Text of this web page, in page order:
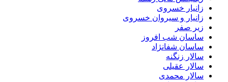
زانیار خسروی
زانیار و سیروان خسروی
زیر صفر
ساسان شب افروز
ساسان شفانژاد
سالار زنگنه
سالار عقیلی
سالار محمدی